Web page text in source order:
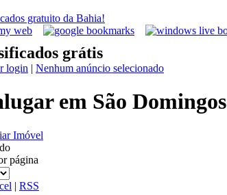
grátis
login | Nenhum anúncio selecionado
em São
Imóvel
página
| RSS